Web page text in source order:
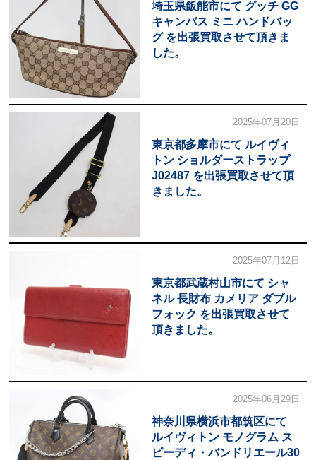
埼玉県飯能市にて グッチ GG
キャンバス ミニ ハンドバッ
グ を出張買取させて頂きま
した。
2025年07月20日
東京都多摩市にて ルイヴィ
トン ショルダーストラップ
J02487 を出張買取させて頂
きました。
2025年07月12日
東京都武蔵村山市にて シャ
ネル 長財布 カメリア ダブル
フォック を出張買取させて
頂きました。
2025年06月29日
神奈川県横浜市都筑区にて
ルイヴィトン モノグラム ス
ピーディ・バンドリエール30